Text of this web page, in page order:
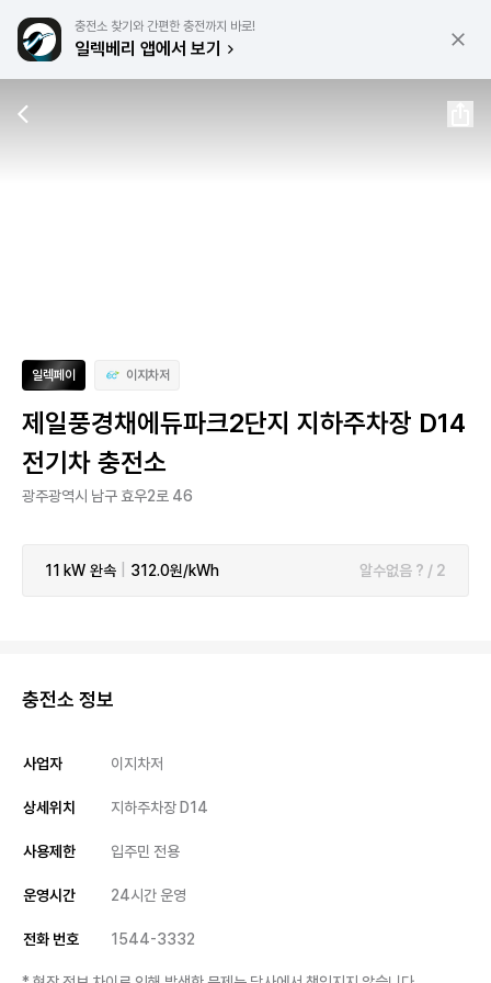
충전소 찾기와 간편한 충전까지 바로!
일렉베리 앱에서 보기
일렉페이 이지차저
제일풍경채에듀파크2단지 지하주차장 D14
전기차 충전소
광주광역시 남구 효우2로 46
11 kW 완속 312.0원/kWh 알수없음 ? / 2
충전소 정보
사업자 이지차저
상세위치 지하주차장 D14
사용제한 입주민 전용
운영시간 24시간 운영
전화 번호 1544-3332